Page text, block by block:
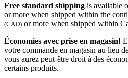
Free standard shipping is available
or more when shipped within the
(CAD) or more when shipped within
Économies avec prise en magasin!
votre commande en magasin au lieu
vous aurez peut-être droit à des
certains produits.